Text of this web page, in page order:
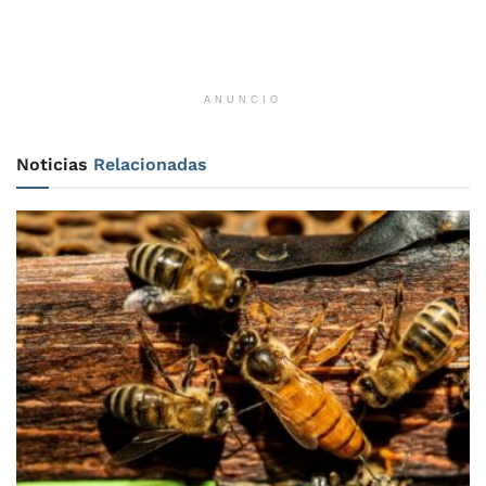
ANUNCIO
Noticias Relacionadas